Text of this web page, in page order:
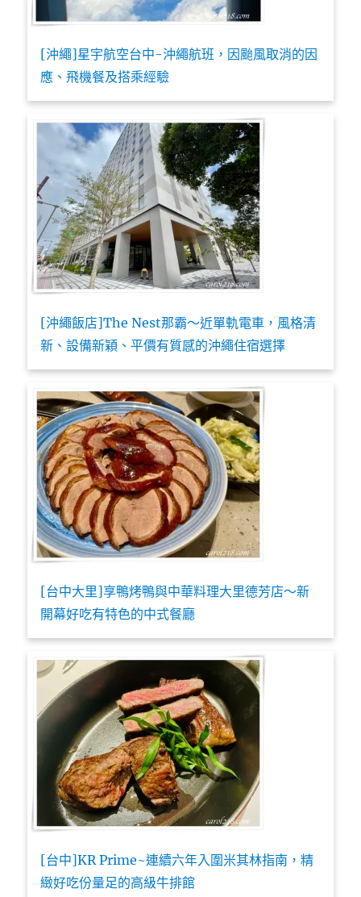
[沖繩]星宇航空台中-沖繩航班，因颱風取消的因
應、飛機餐及搭乘經驗
[沖繩飯店]The Nest那霸～近單軌電車，風格清
新、設備新穎、平價有質感的沖繩住宿選擇
[台中大里]享鴨烤鴨與中華料理大里德芳店～新
開幕好吃有特色的中式餐廳
[台中]KR Prime~連續六年入圍米其林指南，精
緻好吃份量足的高級牛排館